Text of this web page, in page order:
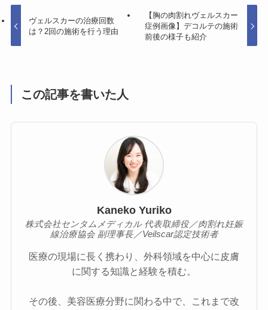
ヴェルスカーの治療回数
は？2回の施術を行う理由
【胸の肉割れヴェルスカー
症例画像】デコルテの施術
前後の様子も紹介
この記事を書いた人
Kaneko Yuriko
株式会社センタムメディカル 代表取締役／肉割れ妊娠
線治療協会 副理事長／Veilscar認定技術者
医療の現場に長く携わり、外科領域を中心に皮膚
に関する知識と経験を積む。
その後、美容医療分野に関わる中で、これまで改